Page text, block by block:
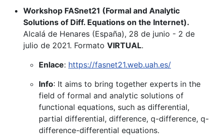
Workshop FASnet21 (Formal and Analytic
Solutions of Diff. Equations on the Internet).
Alcalá de Henares (España), 28 de junio - 2 de
julio de 2021. Formato VIRTUAL.
Enlace: https://fasnet21.web.uah.es/
Info: It aims to bring together experts in the
field of formal and analytic solutions of
functional equations, such as differential,
partial differential, difference, q-difference, q-
difference-differential equations.